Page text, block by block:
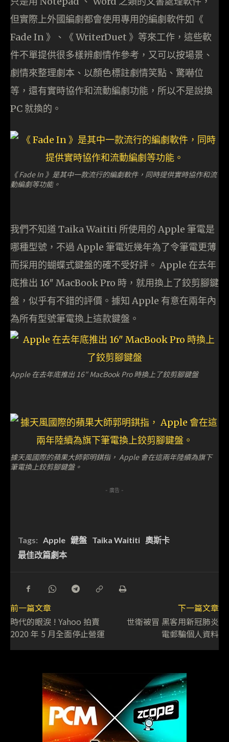
但實際上外國編劇都會使用專用的編劇軟件如《
Fade In 》、《 WriterDuet 》等來工作，這些軟
件不單提供很多樣辨劇情作參考，又可以按場景、
劇情來整理劇本、以顏色標註劇情笑點、驚嚇位
等，還有實時協作和流動編劇功能，所以不是說換
PC 就換的。
《 Fade In 》是其中一款流行的編劇軟件，同時提供實時協作和流
動編劇等功能。
我們不知道 Taika Waititi 所使用的 Apple 筆電是
哪種型號，不過 Apple 筆電近幾年為了令筆電更薄
而採用的蝴蝶式鍵盤的確不受好評。 Apple 在去年
底推出 16″ MacBook Pro 時，就用換上了鉸剪腳鍵
盤，似乎有不錯的評價。據知 Apple 有意在兩年內
為所有型號筆電換上這款鍵盤。
Apple 在去年底推出 16″ MacBook Pro 時換上了鉸剪腳鍵盤
據天風國際的蘋果大師郭明錤指， Apple 會在這兩年陸續為旗下
筆電換上鉸剪腳鍵盤。
- 廣告 -
Tags: Apple 鍵盤 Taika Waititi 奧斯卡
最佳改篇劇本
前一篇文章
時代的眼淚 ! Yahoo 拍賣
2020 年 5 月全面停止營運
下一篇文章
世衛被冒 黑客用新冠肺炎
電郵騙個人資料